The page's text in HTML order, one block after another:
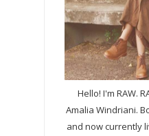
Hello! I'm RAW.
Amalia Windriani.
and now currently